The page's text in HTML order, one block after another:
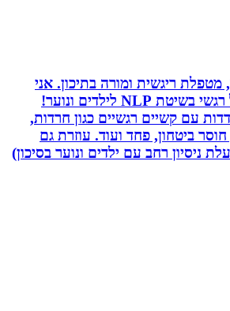
ריגשית ומורה בתיכון. אני
מתמחה בטיפול רגשי בשיטת NLP לילדים ונוער!
עם קשיים רגשיים כגון חרדות,
ביטחון, פחד ועוד. עוזרת גם
ניסיון רחב עם ילדים ונוער בסיכון)